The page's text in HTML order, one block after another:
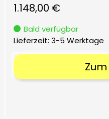
1.148,00 €
Bald verfügbar
Lieferzeit: 3-5 Werktage